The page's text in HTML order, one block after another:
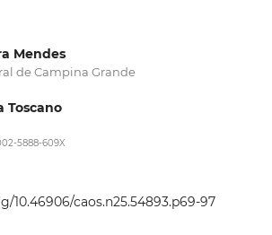
Mendes
de Campina Grande
Toscano
5888-609X
10.46906/caos.n25.54893.p69-97